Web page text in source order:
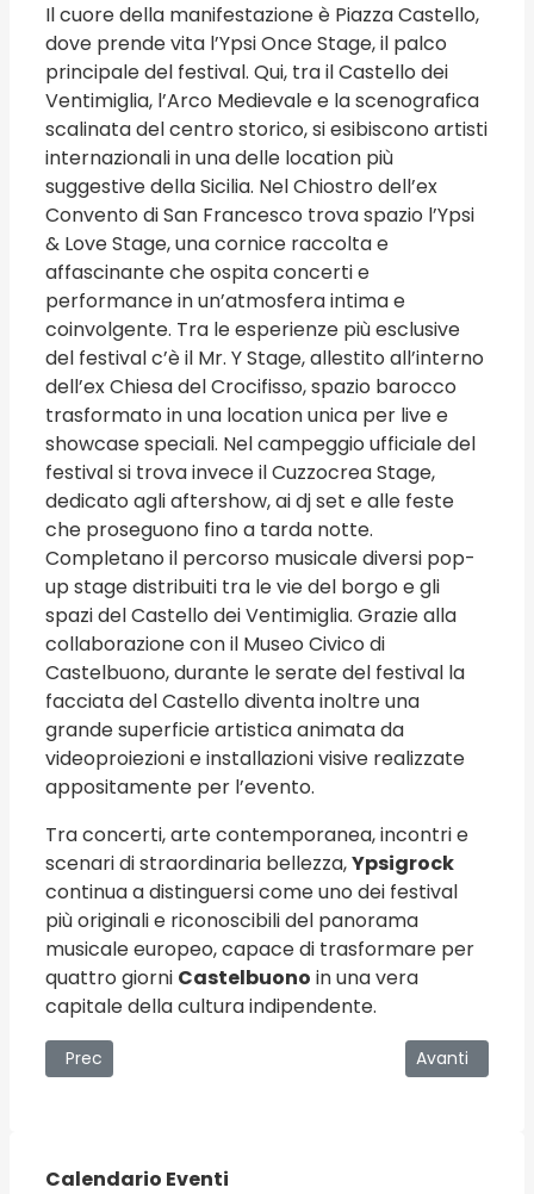
Il cuore della manifestazione è Piazza Castello,
dove prende vita l’Ypsi Once Stage, il palco
principale del festival. Qui, tra il Castello dei
Ventimiglia, l’Arco Medievale e la scenografica
scalinata del centro storico, si esibiscono artisti
internazionali in una delle location più
suggestive della Sicilia. Nel Chiostro dell’ex
Convento di San Francesco trova spazio l’Ypsi
& Love Stage, una cornice raccolta e
affascinante che ospita concerti e
performance in un’atmosfera intima e
coinvolgente. Tra le esperienze più esclusive
del festival c’è il Mr. Y Stage, allestito all’interno
dell’ex Chiesa del Crocifisso, spazio barocco
trasformato in una location unica per live e
showcase speciali. Nel campeggio ufficiale del
festival si trova invece il Cuzzocrea Stage,
dedicato agli aftershow, ai dj set e alle feste
che proseguono fino a tarda notte.
Completano il percorso musicale diversi pop-
up stage distribuiti tra le vie del borgo e gli
spazi del Castello dei Ventimiglia. Grazie alla
collaborazione con il Museo Civico di
Castelbuono, durante le serate del festival la
facciata del Castello diventa inoltre una
grande superficie artistica animata da
videoproiezioni e installazioni visive realizzate
appositamente per l’evento.
Tra concerti, arte contemporanea, incontri e
scenari di straordinaria bellezza,Ypsigrock
continua a distinguersi come uno dei festival
più originali e riconoscibili del panorama
musicale europeo, capace di trasformare per
quattro giorni Castelbuono in una vera
capitale della cultura indipendente.
Articolo precedente: Festino di Santa Rosalia 2026
Prec Articolo
Avanti
Calendario Eventi